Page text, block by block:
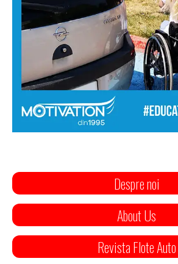
Despre noi
About Us
Revista Flote Auto